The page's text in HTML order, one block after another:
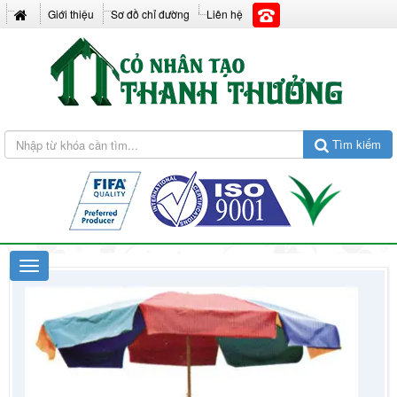
Giới thiệu Sơ đồ chỉ đường Liên hệ
Tìm kiếm